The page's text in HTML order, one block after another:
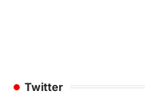
Twitter